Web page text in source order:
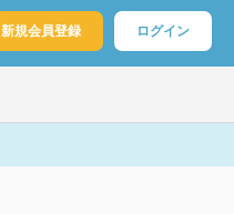
新規会員登録 ログイン